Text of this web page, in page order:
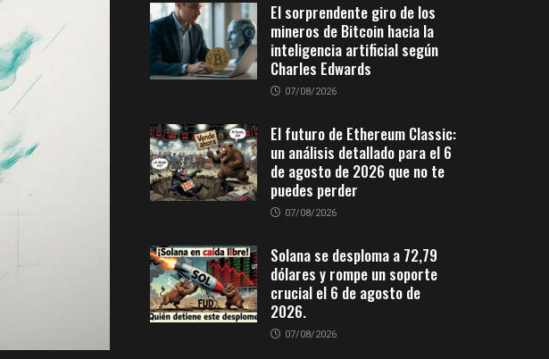
El sorprendente giro de los
mineros de Bitcoin hacia la
inteligencia artificial según
Charles Edwards
07/08/2026
El futuro de Ethereum Classic:
un análisis detallado para el 6
de agosto de 2026 que no te
puedes perder
07/08/2026
Solana se desploma a 72,79
dólares y rompe un soporte
crucial el 6 de agosto de
2026.
07/08/2026